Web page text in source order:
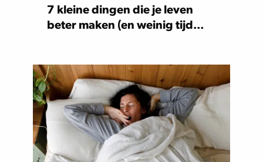
7 kleine dingen die je leven
beter maken (en weinig tijd